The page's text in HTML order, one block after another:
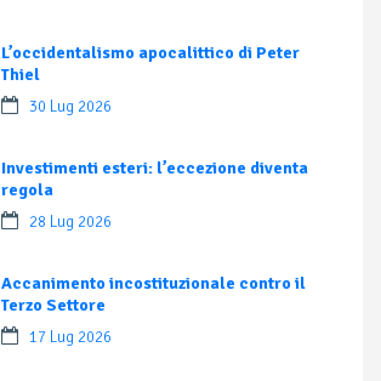
L’occidentalismo apocalittico di Peter
Thiel
30 Lug 2026
Investimenti esteri: l’eccezione diventa
regola
28 Lug 2026
Accanimento incostituzionale contro il
Terzo Settore
17 Lug 2026